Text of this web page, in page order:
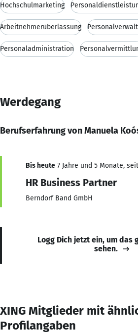
Hochschulmarketing
Arbeitnehmerüberlassung
Personaladministration
Werdegang
Berufserfahrung von Manuela
Bis heute 7 Jahre und 5 Monate,
HR Business Partner
Berndorf Band GmbH
Logg Dich jetzt ein, um das
sehen.
XING Mitglieder mit
Profilangaben